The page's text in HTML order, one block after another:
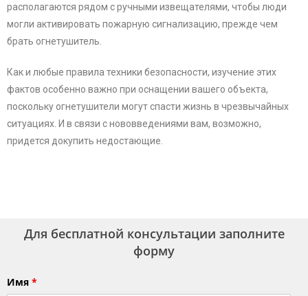
располагаются рядом с ручными извещателями, чтобы люди
могли активировать пожарную сигнализацию, прежде чем
брать огнетушитель.
Как и любые правила техники безопасности, изучение этих
фактов особенно важно при оснащении вашего объекта,
поскольку огнетушители могут спасти жизнь в чрезвычайных
ситуациях. И в связи с нововведениями вам, возможно,
придется докупить недостающие.
Для бесплатной консультации заполните
форму
Имя *